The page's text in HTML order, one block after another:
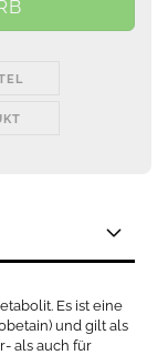
Es ist eine
und gilt als
als auch für